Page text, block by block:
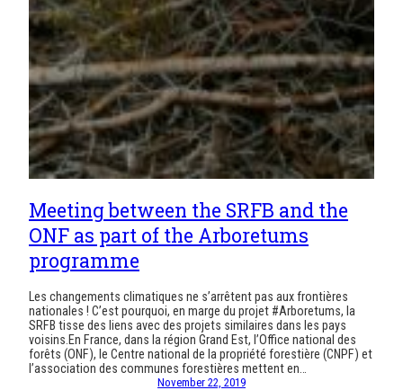
Meeting between the SRFB and the
ONF as part of the Arboretums
programme
Les changements climatiques ne s’arrêtent pas aux frontières
nationales ! C’est pourquoi, en marge du projet #Arboretums, la
SRFB tisse des liens avec des projets similaires dans les pays
voisins.En France, dans la région Grand Est, l’Office national des
forêts (ONF), le Centre national de la propriété forestière (CNPF) et
l’association des communes forestières mettent en…
November 22, 2019